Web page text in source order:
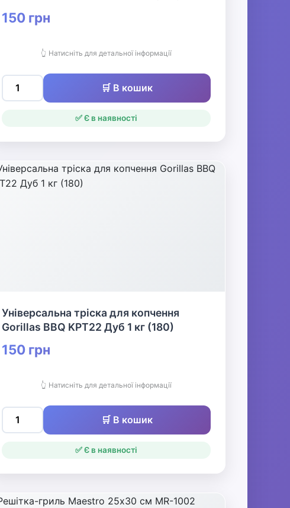
150 грн
👆 Натисніть для детальної інформації
🛒 В кошик
✅ Є в наявності
Універсальна тріска для копчення
Gorillas BBQ KPT22 Дуб 1 кг (180)
150 грн
👆 Натисніть для детальної інформації
🛒 В кошик
✅ Є в наявності